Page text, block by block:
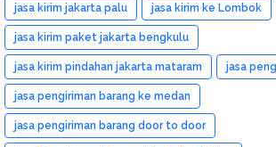
jasa kirim jakarta palu jasa kirim ke Lombok
jasa kirim paket jakarta bengkulu
jasa kirim pindahan jakarta mataram jasa
jasa pengiriman barang ke medan
jasa pengiriman barang door to door